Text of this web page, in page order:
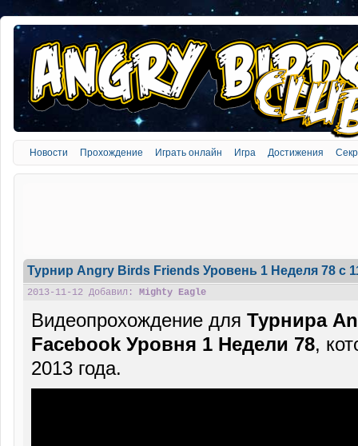
Новости Прохождение Играть онлайн Игра Достижения
Турнир Angry Birds Friends Уровень 1 Неделя 78 c
2013-11-12 Добавил: Mighty Eagle
Видеопрохождение для Турнира
Facebook Уровня 1 Недели 78,
2013 года.